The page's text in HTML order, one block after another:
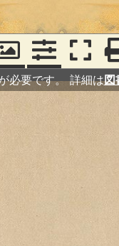
必要です。詳細は図